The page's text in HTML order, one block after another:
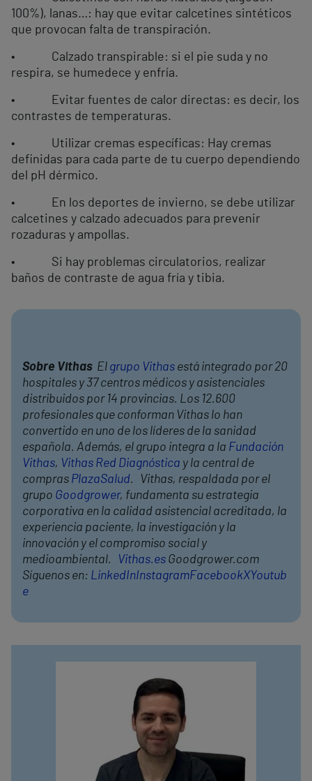
100%), lanas…: hay que evitar calcetines sintéticos
que provocan falta de transpiración.
• Calzado transpirable: si el pie suda y no
respira, se humedece y enfría.
• Evitar fuentes de calor directas: es decir, los
contrastes de temperaturas.
• Utilizar cremas específicas: Hay cremas
definidas para cada parte de tu cuerpo dependiendo
del pH dérmico.
• En los deportes de invierno, se debe utilizar
calcetines y calzado adecuados para prevenir
rozaduras y ampollas.
• Si hay problemas circulatorios, realizar
baños de contraste de agua fría y tibia.
Sobre Vithas El grupo Vithas está integrado por 20
hospitales y 37 centros médicos y asistenciales
distribuidos por 14 provincias. Los 12.600
profesionales que conforman Vithas lo han
convertido en uno de los líderes de la sanidad
española. Además, el grupo integra a la Fundación
Vithas, Vithas Red Diagnóstica y la central de
compras PlazaSalud. Vithas, respaldada por el
grupo Goodgrower, fundamenta su estrategia
corporativa en la calidad asistencial acreditada, la
experiencia paciente, la investigación y la
innovación y el compromiso social y
medioambiental.
Vithas.es Goodgrower.com
Síguenos en: LinkedInInstagramFacebookXYoutub
e